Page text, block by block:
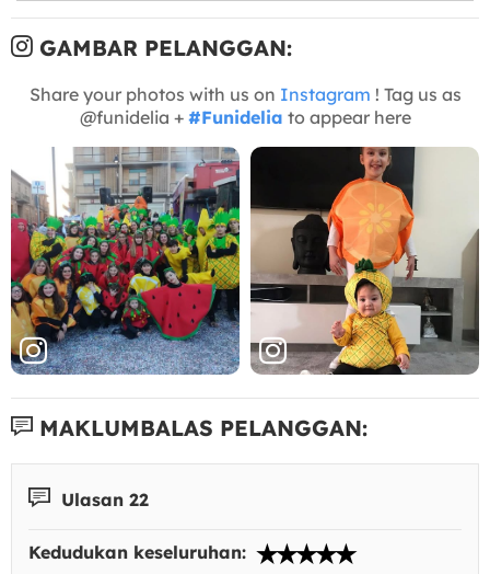
GAMBAR PELANGGAN:
Share your photos with us on Instagram ! Tag us as
@funidelia + #Funidelia to appear here
MAKLUMBALAS PELANGGAN:
Ulasan 22
Kedudukan keseluruhan: